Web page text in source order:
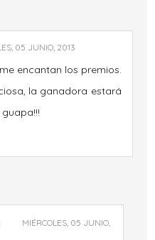
05 JUNIO, 2013
encantan los premios.
la ganadora estará
MIÉRCOLES, 05 JUNIO,